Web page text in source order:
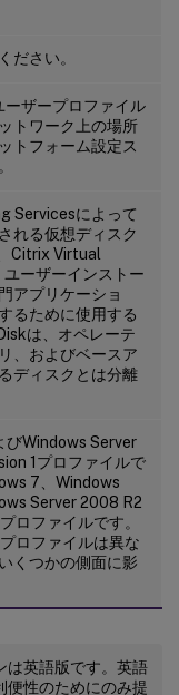
ださい。
ザープロファイル
トワーク上の場所
トフォーム設定ス
Servicesによって
れる仮想ディスク
Citrix Virtual
ーザーインストー
アプリケーショ
るために使用する
は、オペレーテ
、およびベースア
ディスクとは分離
Windows Server
1プロファイルで
7、Windows
Server 2008 R2
ロファイルです。
ロファイルは異な
くつかの側面に影
は英語版です。英語
便性のためにのみ提